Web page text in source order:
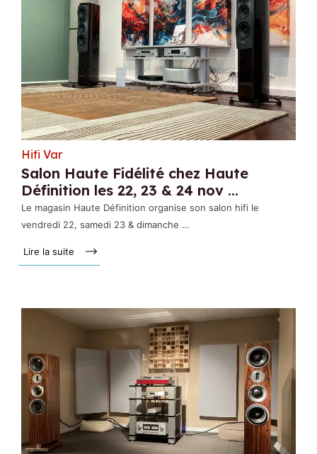
Hifi Var
Salon Haute Fidélité chez Haute
Définition les 22, 23 & 24 nov ...
Le magasin Haute Définition organise son salon hifi le
vendredi 22, samedi 23 & dimanche …
Lire la suite »